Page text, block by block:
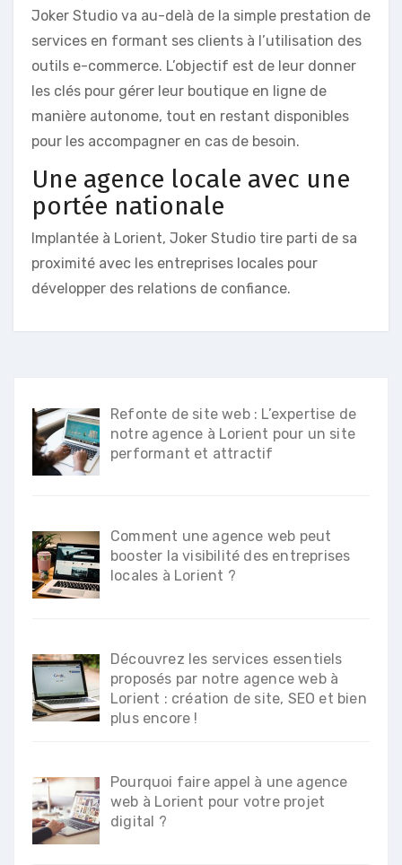
Joker Studio va au-delà de la simple prestation de
services en formant ses clients à l’utilisation des
outils e-commerce. L’objectif est de leur donner
les clés pour gérer leur boutique en ligne de
manière autonome, tout en restant disponibles
pour les accompagner en cas de besoin.
Une agence locale avec une
portée nationale
Implantée à Lorient, Joker Studio tire parti de sa
proximité avec les entreprises locales pour
développer des relations de confiance.
Refonte de site web : L’expertise de
notre agence à Lorient pour un site
performant et attractif
Comment une agence web peut
booster la visibilité des entreprises
locales à Lorient ?
Découvrez les services essentiels
proposés par notre agence web à
Lorient : création de site, SEO et bien
plus encore !
Pourquoi faire appel à une agence
web à Lorient pour votre projet
digital ?